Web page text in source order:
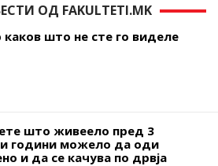
ОД FAKULTETI.MK
каков што не сте го виделе
што живеело пред 3
години можело да оди
и да се качува по дрвја